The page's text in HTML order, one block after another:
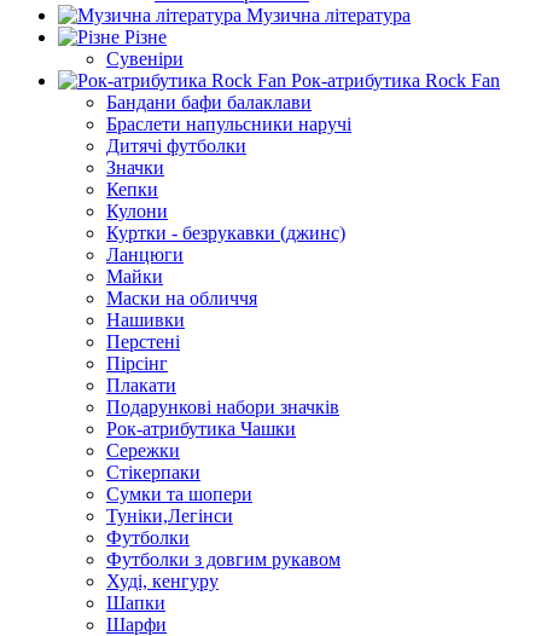
Музична література
Різне
Сувеніри
Рок-атрибутика Rock Fan
Бандани бафи балаклави
Браслети напульсники наручі
Дитячі футболки
Значки
Кепки
Кулони
Куртки - безрукавки (джинс)
Ланцюги
Майки
Маски на обличчя
Нашивки
Перстені
Пірсінг
Плакати
Подарункові набори значків
Рок-атрибутика Чашки
Сережки
Стікерпаки
Сумки та шопери
Туніки,Легінси
Футболки
Футболки з довгим рукавом
Худі, кенгуру
Шапки
Шарфи